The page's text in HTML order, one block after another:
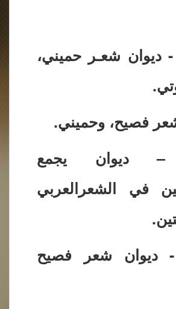
ديوان شعـر حميني،
فصيح، وحميني.
– ديوان يجمع
في الشعرالعربي
- ديوان شعر فصيح